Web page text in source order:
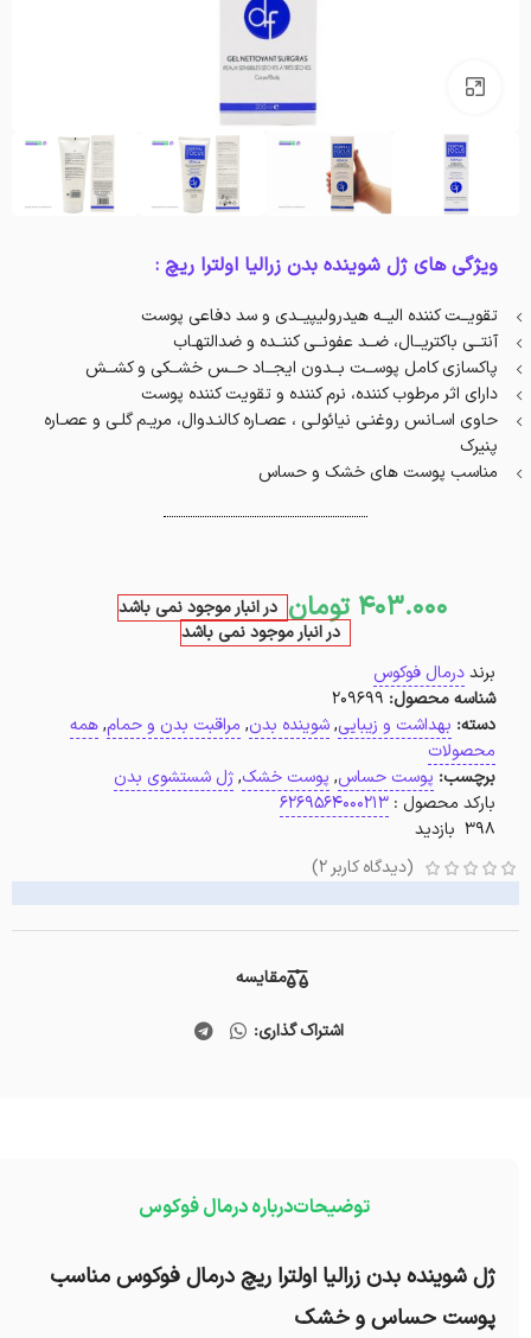
ویژگی های ژل شوینده بدن زرالیا اولترا ریچ :
تقویــت کننده الیــه هیدرولیپیــدی و سد دفاعی پوست
آنتــی باکتریــال، ضــد عفونــی کننــده و ضدالتهـاب
پاکسازی کامل پوســت بــدون ایجــاد حــس خشــکی و کشــش
دارای اثر مرطوب کننده، نرم کننده و تقویت کننده پوست
حاوی اسـانس روغنـی نیائولـی ، عصـاره کالنـدوال، مریـم گلـی و عصـاره
پنیرک
مناسب پوست های خشک و حساس
403.000 تومان در انبار موجود نمی باشد
در انبار موجود نمی باشد
برنددرمال فوکوس
شناسه محصول: 209699
دسته: بهداشت و زیبایی,شوینده بدن, مراقبت بدن و حمام,همه
محصولات
برچسب: پوست حساس, پوست خشک,ژل شستشوی بدن
بارکد محصول : 6269564000213
398 بازدید
(دیدگاه کاربر 2
)
مقایسه
اشتراک گذاری:
توضیحاتدرباره درمال فوکوس
ژل شوینده بدن زرالیا اولترا ریچ درمال فوکوس مناسب
پوست حساس و خشک